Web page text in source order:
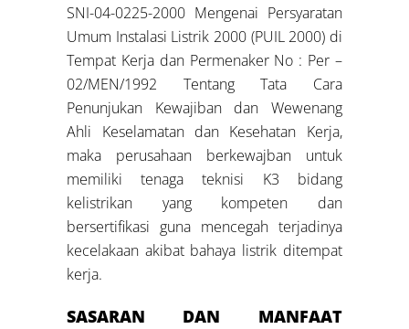
SNI-04-0225-2000 Mengenai Persyaratan
Umum Instalasi Listrik 2000 (PUIL 2000) di
Tempat Kerja dan Permenaker No : Per –
02/MEN/1992 Tentang Tata Cara
Penunjukan Kewajiban dan Wewenang
Ahli Keselamatan dan Kesehatan Kerja,
maka perusahaan berkewajban untuk
memiliki tenaga teknisi K3 bidang
kelistrikan yang kompeten dan
bersertifikasi guna mencegah terjadinya
kecelakaan akibat bahaya listrik ditempat
kerja.
SASARAN DAN MANFAAT